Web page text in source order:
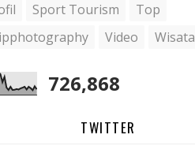
Sport Tourism
Top
Video Wisata
726,868
TWITTER